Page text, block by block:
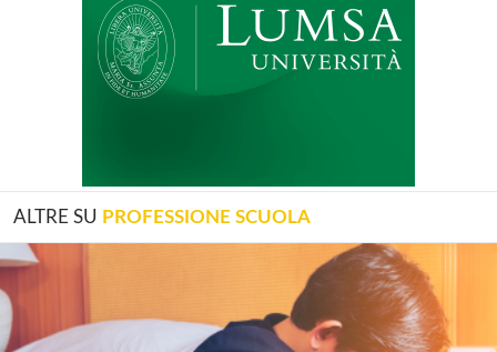
ALTRE SU PROFESSIONE SCUOLA